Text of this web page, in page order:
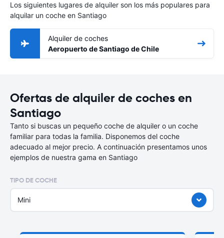
Los siguientes lugares de alquiler son los más populares para
alquilar un coche en Santiago
Alquiler de coches
Aeropuerto de Santiago de Chile
Ofertas de alquiler de coches en
Santiago
Tanto si buscas un pequeño coche de alquiler o un coche
familiar para todas la familia. Disponemos del coche
adecuado al mejor precio. A continuación presentamos unos
ejemplos de nuestra gama en Santiago
TIPO DE COCHE
Mini